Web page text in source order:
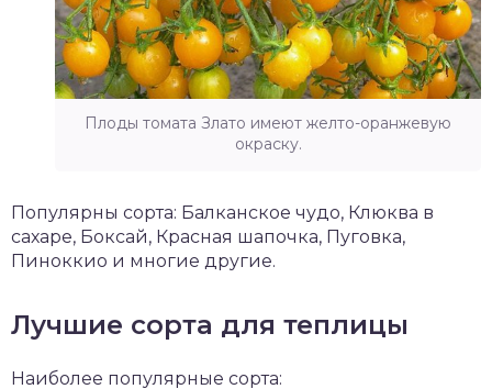
Плоды томата Злато имеют желто-оранжевую
окраску.
Популярны сорта: Балканское чудо, Клюква в
сахаре, Боксай, Красная шапочка, Пуговка,
Пиноккио и многие другие.
Лучшие сорта для теплицы
Наиболее популярные сорта: